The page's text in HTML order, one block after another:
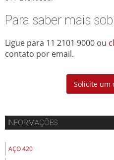
Para saber mais
Ligue para 11 2101 9000 ou
contato por email.
Solicite um
INFORMAÇÕES
AÇO 420